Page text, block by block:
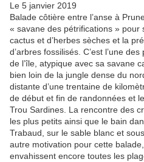
Le 5 janvier 2019
Balade côtière entre l’anse à
« savane des pétrifications » pour
cactus et d’herbes sèches et la
d’arbres fossilisés. C’est l’une
de l’île, atypique avec sa savane
bien loin de la jungle dense du
distante d’une trentaine de
de début et fin de randonnées et
Trou Sardines. La rencontre des
les plus petits ainsi que le bain
Trabaud, sur le sable blanc et
autre motivation pour cette
envahissent encore toutes les